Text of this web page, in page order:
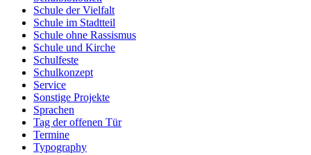
Schule der Vielfalt
Schule im Stadtteil
Schule ohne Rassismus
Schule und Kirche
Schulfeste
Schulkonzept
Service
Sonstige Projekte
Sprachen
Tag der offenen Tür
Termine
Typography